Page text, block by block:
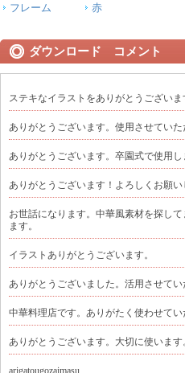
フレーム
赤
ダウンロード コメント
ステキなイラストをありがとうございま
ありがとうございます。使用させていた
ありがとうございます。卒園式で使用し
ありがとうございます！よろしくお願い
お世話になります。中華風素材を探し
ます。
イラストありがとうございます。
ありがとうございました。活用させてい
中華料理店です。ありがたく使わせてい
ありがとうございます。大切に使います
arigatougozaimasu